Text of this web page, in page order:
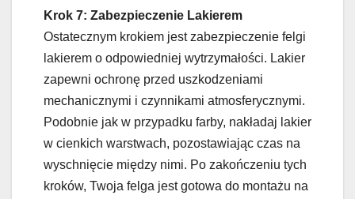
Krok 7: Zabezpieczenie Lakierem
Ostatecznym krokiem jest zabezpieczenie felgi
lakierem o odpowiedniej wytrzymałości. Lakier
zapewni ochronę przed uszkodzeniami
mechanicznymi i czynnikami atmosferycznymi.
Podobnie jak w przypadku farby, nakładaj lakier
w cienkich warstwach, pozostawiając czas na
wyschnięcie między nimi. Po zakończeniu tych
kroków, Twoja felga jest gotowa do montażu na